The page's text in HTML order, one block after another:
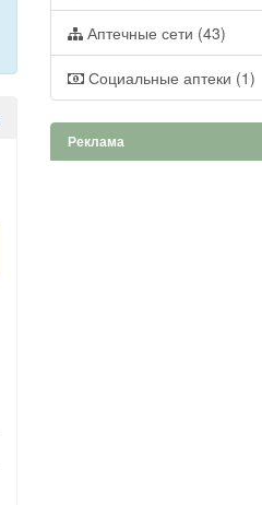
Аптечные сети (43)
Социальные аптеки (1)
Реклама